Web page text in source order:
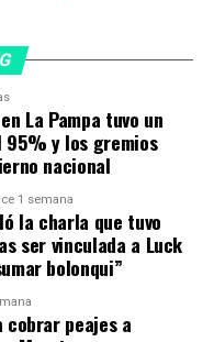
por hectárea de
de maíz
productores que
Exportador, más
hasta la suma de
sujeta a
Servicio
La Pampa tuvo un
y los gremios
nacional
1 semana
la charla que tuvo
ser vinculada a Luck
bolonqui”
cobrar peajes a